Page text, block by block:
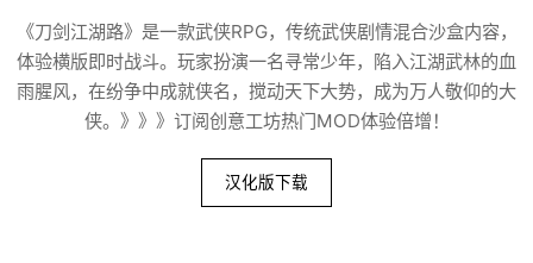
《刀剑江湖路》是一款武侠RPG，传统武侠剧情混合沙盒内容，
体验横版即时战斗。玩家扮演一名寻常少年，陷入江湖武林的血
雨腥风，在纷争中成就侠名，搅动天下大势，成为万人敬仰的大
侠。》》》订阅创意工坊热门MOD体验倍增！
汉化版下载